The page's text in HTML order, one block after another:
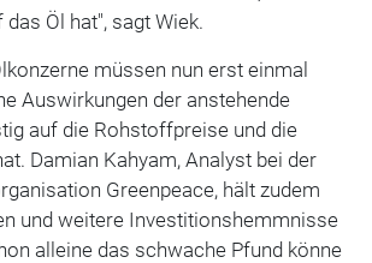
Öl hat", sagt Wiek.
müssen nun erst einmal
Auswirkungen der anstehende
auf die Rohstoffpreise und die
Damian Kahyam, Analyst bei der
Greenpeace, hält zudem
und weitere Investitionshemmnisse
alleine das schwache Pfund könne